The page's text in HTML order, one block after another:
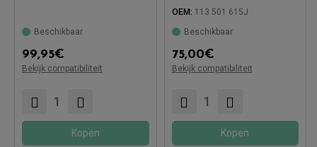
Beschikbaar
99,95€
Bekijk compatibiliteit
Kopen
OEM: 113 501 615J
Beschikbaar
75,00€
Bekijk compatibiliteit
Compatibel met:
Kopen